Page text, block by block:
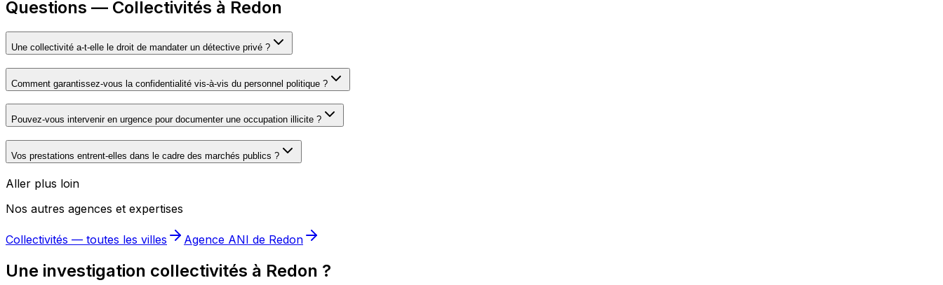
Questions — Collectivités à Redon
Une collectivité a-t-elle le droit de mandater un détective privé ?
Comment garantissez-vous la confidentialité vis-à-vis du personnel politique ?
Pouvez-vous intervenir en urgence pour documenter une occupation illicite ?
Vos prestations entrent-elles dans le cadre des marchés publics ?
Aller plus loin
Nos autres agences et expertises
Collectivités — toutes les villes Agence ANI de Redon
Une investigation collectivités à Redon ?